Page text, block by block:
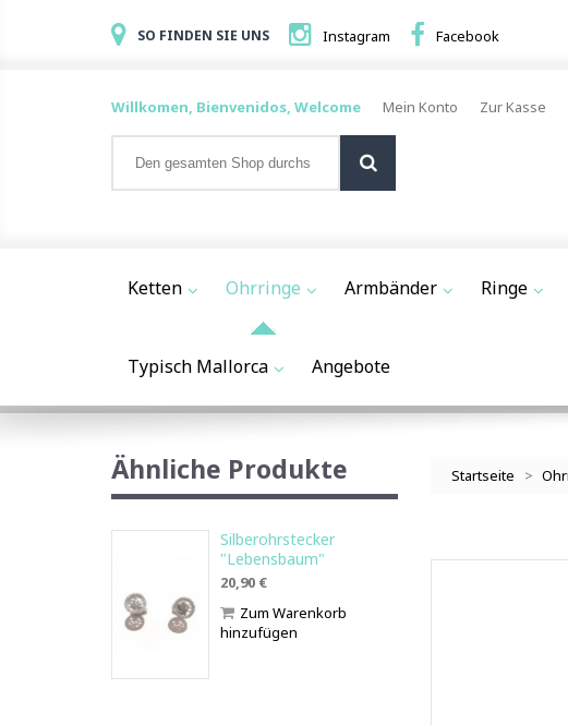
SO FINDEN SIE UNS Instagram Facebook
Mein Konto Zur Kasse
Willkomen, Bienvenidos, Welcome
Ketten Ohrringe Armbänder Ringe
Typisch Mallorca Angebote
Startseite >
Ähnliche Produkte
Silberohrstecker
"Lebensbaum"
20,90 €
Zum Warenkorb
hinzufügen